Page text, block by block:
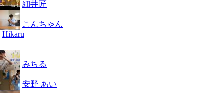
細井匠
こんちゃん
Hikaru
みちる
安野 あい